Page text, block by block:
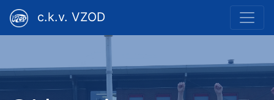
c.k.v. VZOD